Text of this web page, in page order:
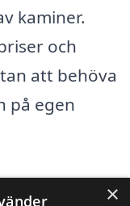
kaminer.
och
att behöva
på egen
Nya
×